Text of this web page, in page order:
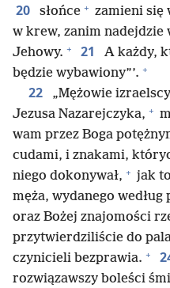
20 słońce + zamieni się
w krew, zanim nadejdzie
Jehowy. + 21
A każdy,
będzie wybawiony”’. +
22
„Mężowie
Jezusa Nazarejczyka, +
wam przez Boga
cudami, i znakami,
niego dokonywał, + jak
męża, wydanego
oraz Bożej znajomości
przytwierdziliście do
czynicieli bezprawia. +
rozwiązawszy boleści